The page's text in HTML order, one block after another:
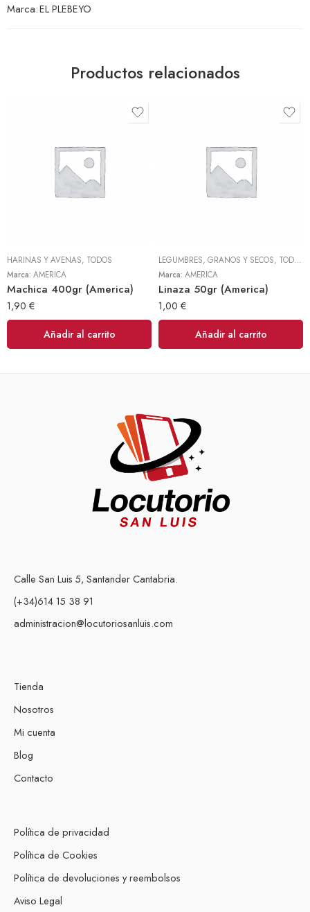
Marca:EL PLEBEYO
Productos relacionados
HARINAS Y AVENAS, TODOS
Marca: AMERICA
Machica 400gr (America)
1,90 €
Añadir al carrito
LEGUMBRES, GRANOS Y SECOS, TODOS
Marca: AMERICA
Linaza 50gr (America)
1,00 €
Añadir al carrito
Calle San Luis 5, Santander Cantabria.
(+34)614 15 38 91
administracion@locutoriosanluis.com
Tienda
Nosotros
Mi cuenta
Blog
Contacto
Política de privacidad
Política de Cookies
Política de devoluciones y reembolsos
Aviso Legal